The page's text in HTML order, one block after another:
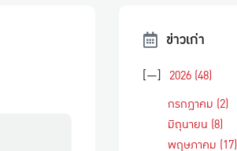
ข่าวเก่า
[—] 2026 (48)
กรกฎาคม (2)
มิถุนายน (8)
พฤษภาคม (17)